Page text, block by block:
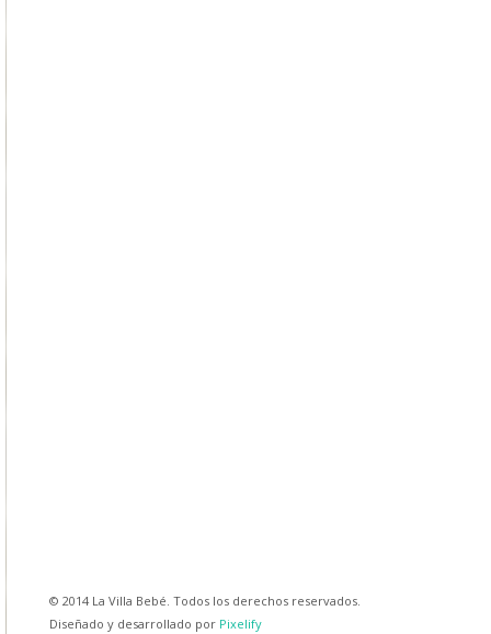
© 2014 La Villa Bebé. Todos los derechos reservados.
Diseñado y desarrollado por Pixelify